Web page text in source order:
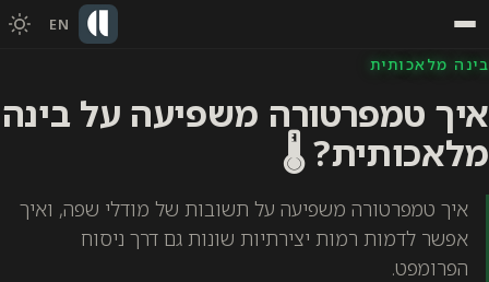
EN
בינה מלאכותית
איך טמפרטורה משפיעה על בינה
מלאכותית? 🌡️
איך טמפרטורה משפיעה על תשובות של מודלי שפה, ואיך
אפשר לדמות רמות יצירתיות שונות גם דרך ניסוח
הפרומפט.